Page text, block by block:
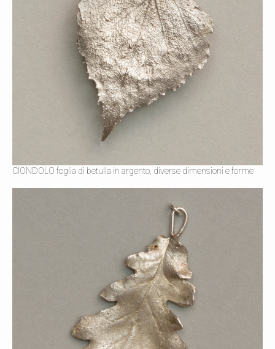
CIONDOLO foglia di betulla in argento, diverse dimensioni e forme